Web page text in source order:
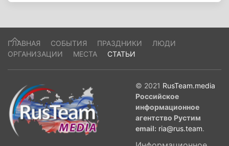
ГЛАВНАЯ СОБЫТИЯ ПРАЗДНИКИ
ЛЮДИ
ОРГАНИЗАЦИИ
МЕСТА СТАТЬИ
© 2021 RusTeam.media
Российское
информационное
агентство Рустим
email: ria@rus.team.